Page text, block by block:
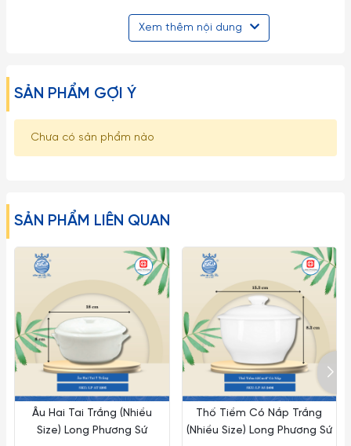
Xem thêm nội dung
SẢN PHẨM GỢI Ý
Chưa có sản phẩm nào
SẢN PHẨM LIÊN QUAN
Âu Hai Tai Trắng (Nhiều
Size) Long Phương Sứ
Thố Tiềm Có Nắp Trắng
(Nhiều Size) Long Phương Sứ